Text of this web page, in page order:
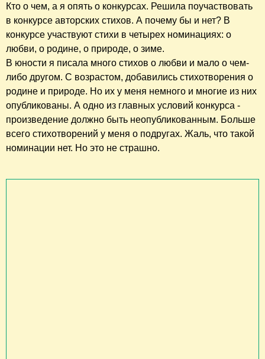
Кто о чем, а я опять о конкурсах. Решила поучаствовать
в конкурсе авторских стихов. А почему бы и нет? В
конкурсе участвуют стихи в четырех номинациях: о
любви, о родине, о природе, о зиме.
В юности я писала много стихов о любви и мало о чем-
либо другом. С возрастом, добавились стихотворения о
родине и природе. Но их у меня немного и многие из них
опубликованы. А одно из главных условий конкурса -
произведение должно быть неопубликованным. Больше
всего стихотворений у меня о подругах. Жаль, что такой
номинации нет. Но это не страшно.